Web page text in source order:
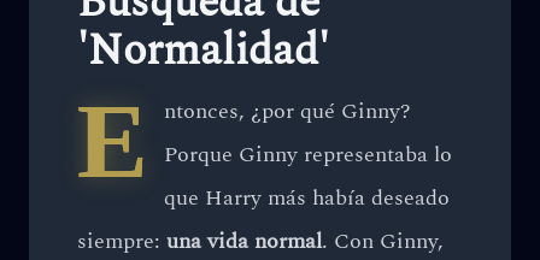
'Normalidad'
E
ntonces, ¿por qué Ginny?
Porque Ginny representaba lo
que Harry más había deseado
siempre: una vida normal. Con Ginny,